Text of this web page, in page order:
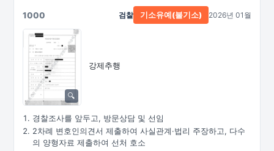
1000
강제추행
검찰 기소유예(불기소) 2026년 01월
경찰조사를 앞두고, 방문상담 및 선임
2차례 변호인의견서 제출하여 사실관계·법리 주장하고, 다수
의 양형자료 제출하여 선처 호소